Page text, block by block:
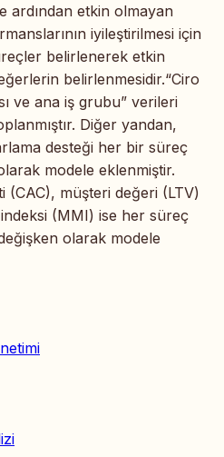
ardından etkin olmayan
iyileştirilmesi için
belirlenerek etkin
belirlenmesidir.“Ciro
ve ana iş grubu” verileri
Diğer yandan,
desteği her bir süreç
modele eklenmiştir.
(CAC), müşteri değeri (LTV)
(MMI) ise her süreç
olarak modele